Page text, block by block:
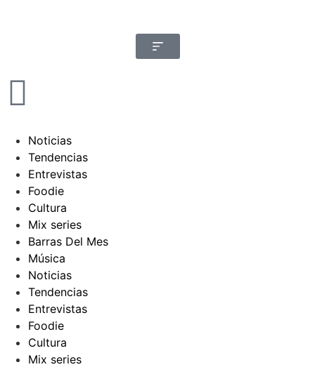
Noticias
Tendencias
Entrevistas
Foodie
Cultura
Mix series
Barras Del Mes
Música
Noticias
Tendencias
Entrevistas
Foodie
Cultura
Mix series